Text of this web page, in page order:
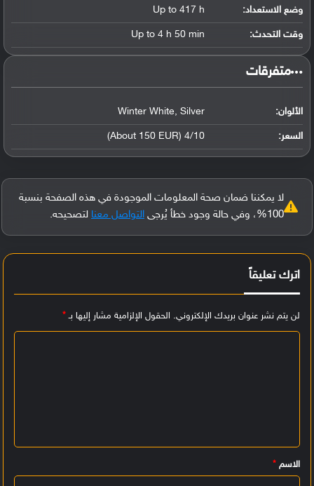
وضع الاستعداد: Up to 417 h
وقت التحدث: Up to 4 h 50 min
‏متفرقات‏
الألوان: Winter White, Silver
السعر: 4/10 (About 150 EUR)
لا يمكننا ضمان صحة المعلومات الموجودة في هذه الصفحة بنسبة
100%، وفي حالة وجود خطأ يُرجى
التواصل معنا لتصحيحه.
اترك تعليقاً
لن يتم نشر عنوان بريدك الإلكتروني. الحقول الإلزامية مشار إليها بـ*
ي
ق
الاسم *